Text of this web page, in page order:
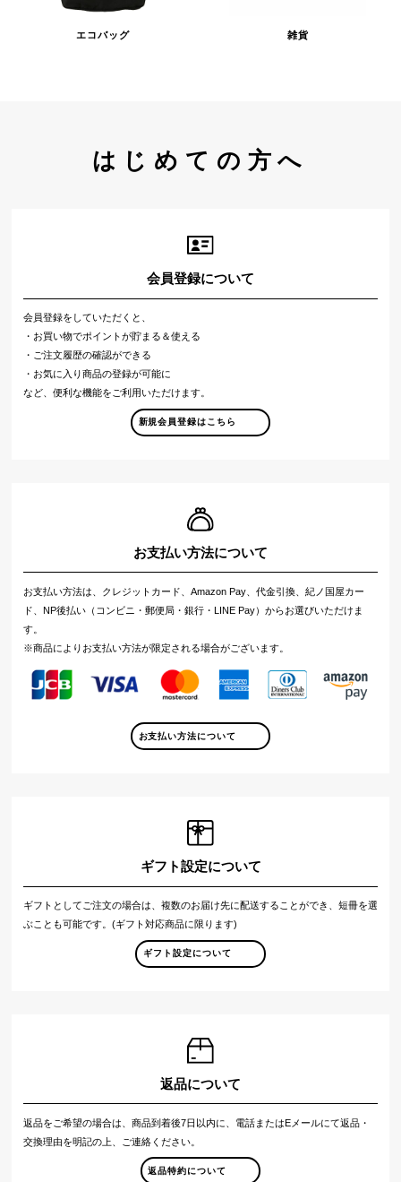
エコバッグ 雑貨
はじめての方へ
会員登録について
会員登録をしていただくと、
・お買い物でポイントが貯まる＆使える
・ご注文履歴の確認ができる
・お気に入り商品の登録が可能に
など、便利な機能をご利用いただけます。
新規会員登録はこちら
お支払い方法について
お支払い方法は、クレジットカード、Amazon Pay、代金引換、紀ノ国屋カー
ド、NP後払い（コンビニ・郵便局・銀行・LINE Pay）からお選びいただけま
す。
※商品によりお支払い方法が限定される場合がございます。
お支払い方法について
ギフト設定について
ギフトとしてご注文の場合は、複数のお届け先に配送することができ、短冊を選
ぶことも可能です。(ギフト対応商品に限ります)
ギフト設定について
返品について
返品をご希望の場合は、商品到着後7日以内に、電話またはEメールにて返品・
交換理由を明記の上、ご連絡ください。
返品特約について